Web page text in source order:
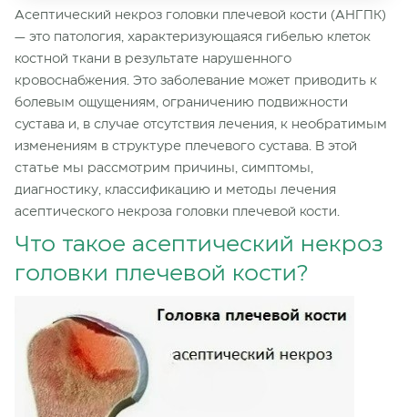
Асептический некроз головки плечевой кости (АНГПК)
— это патология, характеризующаяся гибелью клеток
костной ткани в результате нарушенного
кровоснабжения. Это заболевание может приводить к
болевым ощущениям, ограничению подвижности
сустава и, в случае отсутствия лечения, к необратимым
изменениям в структуре плечевого сустава. В этой
статье мы рассмотрим причины, симптомы,
диагностику, классификацию и методы лечения
асептического некроза головки плечевой кости.
Что такое асептический некроз
головки плечевой кости?